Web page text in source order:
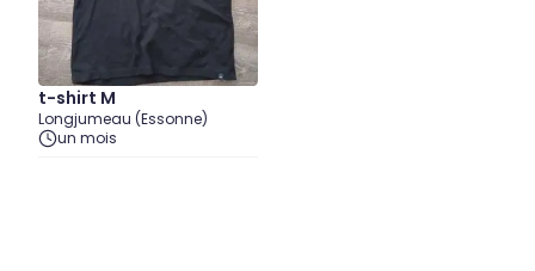
t-shirt M
Longjumeau (Essonne)
un mois